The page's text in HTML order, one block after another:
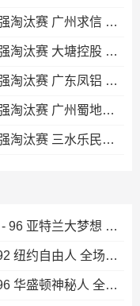
08月03日 佛山西甲足球联赛32强淘汰赛 广州求信 VS 顺德新青年 全场录像
08月03日 佛山西甲足球联赛32强淘汰赛 大塘控股 VS 茂名市点都得 全场录像
08月03日 佛山西甲足球联赛32强淘汰赛 广东凤铝 VS 湛江八部科技 全场录像
08月03日 佛山西甲足球联赛32强淘汰赛 广州蜀地红 VS 广州戴拿模 全场录像
08月03日 佛山西甲足球联赛32强淘汰赛 三水乐民兴健力宝 VS 中国澳门澳科精英 全场录像
WNBA常规赛 菲尼克斯水星 82 - 96 亚特兰大梦想 全场集锦
WNBA常规赛 西雅图风暴 86 - 92 纽约自由人 全场集锦
WNBA常规赛 达拉斯飞翼 92 - 96 华盛顿神秘人 全场集锦